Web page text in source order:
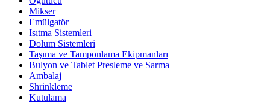
Mikser
Emülgatör
Isıtma Sistemleri
Dolum Sistemleri
Taşıma ve Tamponlama Ekipmanları
Bulyon ve Tablet Presleme ve Sarma
Ambalaj
Shrinkleme
Kutulama